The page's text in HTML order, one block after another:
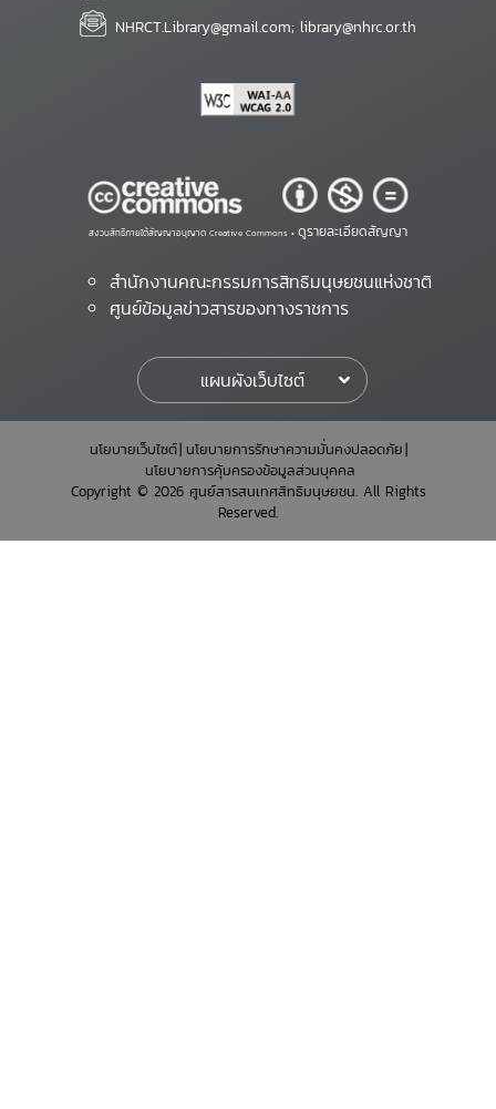
NHRCT.Library@gmail.com; library@nhrc.or.th
สงวนสิทธิ์ภายใต้สัญญาอนุญาต Creative Commons • ดูรายละเอียดสัญญา
สำนักงานคณะกรรมการสิทธิมนุษยชนแห่งชาติ
ศูนย์ข้อมูลข่าวสารของทางราชการ
แผนผังเว็บไซต์
นโยบายเว็บไซต์ นโยบายการรักษาความมั่นคงปลอดภัย
นโยบายการคุ้มครองข้อมูลส่วนบุคคล
Copyright © 2026 ศูนย์สารสนเทศสิทธิมนุษยชน. All Rights
Reserved.